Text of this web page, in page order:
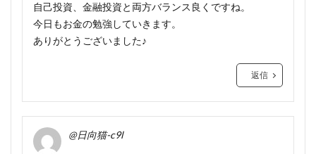
自己投資、金融投資と両方バランス良くですね。
今日もお金の勉強していきます。
ありがとうございました♪
返信
@日向猫-c9l